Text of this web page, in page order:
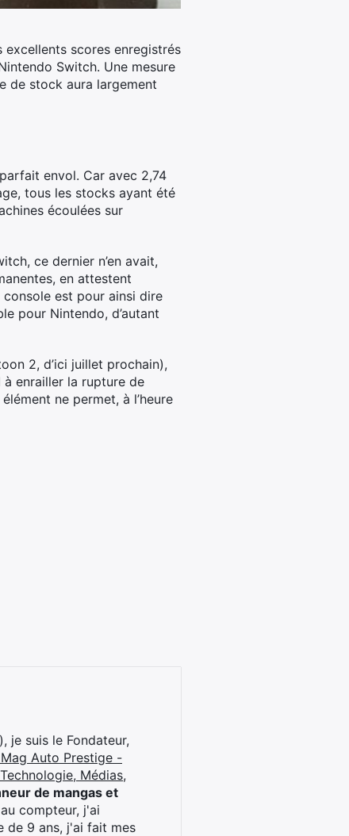
scores enregistrés
Switch. Une mesure
de stock aura largement
envol. Car avec 2,74
tous les stocks ayant été
écoulées sur
ce dernier n’en avait,
en attestent
console est pour ainsi dire
pour Nintendo, d’autant
2, d’ici juillet prochain),
enrailler la rupture de
ne permet, à l’heure
je suis le Fondateur,
Auto Prestige -
Médias,
de mangas et
compteur, j'ai
de 9 ans, j'ai fait mes